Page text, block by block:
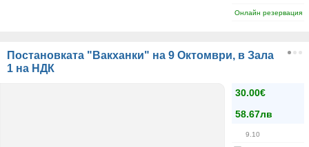
Онлайн резервация
Постановката "Вакханки" на 9 Октомври, в Зала
1 на НДК
30.00€
58.67лв
9.10